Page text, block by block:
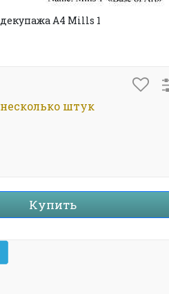
А4 Mills 1
штук
Купить